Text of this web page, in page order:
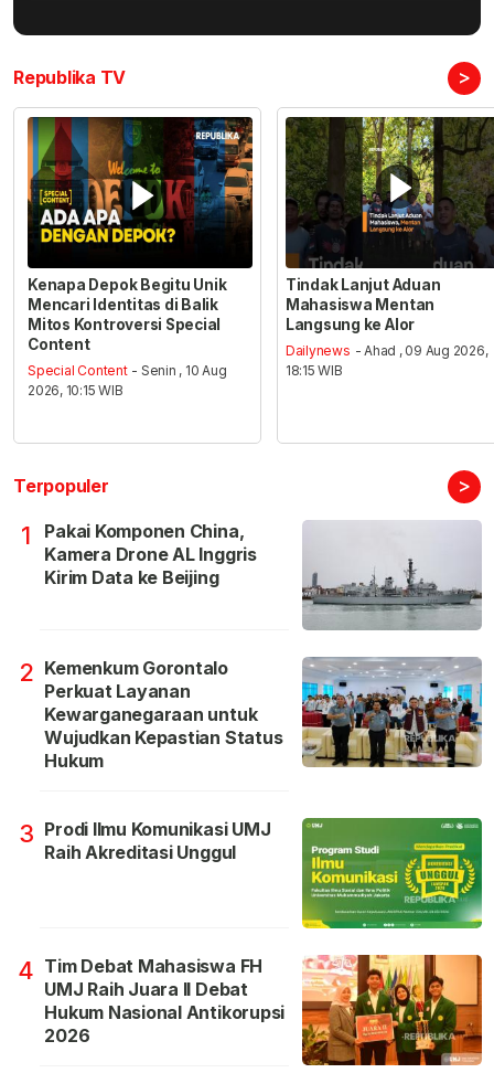
Republika TV >
Kenapa Depok Begitu Unik
Mencari Identitas di Balik
Mitos Kontroversi Special
Content
Special Content - Senin , 10 Aug
2026, 10:15 WIB
Tindak Lanjut Aduan
Mahasiswa Mentan
Langsung ke Alor
Dailynews - Ahad , 09 Aug 2026,
18:15 WIB
Terpopuler >
1
Pakai Komponen China,
Kamera Drone AL Inggris
Kirim Data ke Beijing
2 Kemenkum Gorontalo
Perkuat Layanan
Kewarganegaraan untuk
Wujudkan Kepastian Status
Hukum
3 Prodi Ilmu Komunikasi UMJ
Raih Akreditasi Unggul
4 Tim Debat Mahasiswa FH
UMJ Raih Juara II Debat
Hukum Nasional Antikorupsi
2026